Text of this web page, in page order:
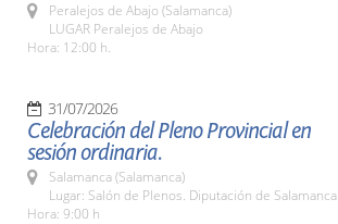
Peralejos de Abajo (Salamanca)
LUGAR Peralejos de Abajo
Hora: 12:00 h.
31/07/2026
Celebración del Pleno Provincial en
sesión ordinaria.
Salamanca (Salamanca)
Lugar: Salón de Plenos. Diputación de Salamanca
Hora: 9:00 h